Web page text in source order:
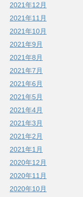
2021年12月
2021年11月
2021年10月
2021年9月
2021年8月
2021年7月
2021年6月
2021年5月
2021年4月
2021年3月
2021年2月
2021年1月
2020年12月
2020年11月
2020年10月